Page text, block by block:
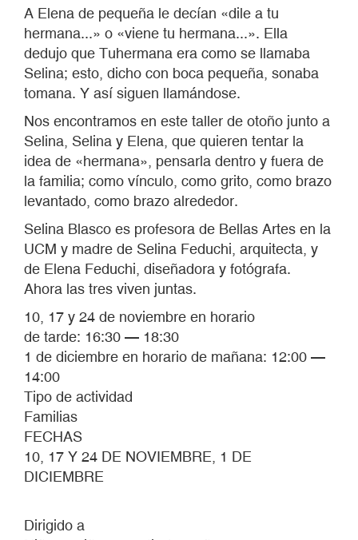
A Elena de pequeña le decían «dile a tu
hermana...» o «viene tu hermana...». Ella
dedujo que Tuhermana era como se llamaba
Selina; esto, dicho con boca pequeña, sonaba
tomana. Y así siguen llamándose.
Nos encontramos en este taller de otoño junto a
Selina, Selina y Elena, que quieren tentar la
idea de «hermana», pensarla dentro y fuera de
la familia; como vínculo, como grito, como brazo
levantado, como brazo alrededor.
Selina Blasco es profesora de Bellas Artes en la
UCM y madre de Selina Feduchi, arquitecta, y
de Elena Feduchi, diseñadora y fotógrafa.
Ahora las tres viven juntas.
10, 17 y 24 de noviembre en horario
de tarde: 16:30 — 18:30
1 de diciembre en horario de mañana: 12:00 —
14:00
Tipo de actividad
Familias
FECHAS
10, 17 Y 24 DE NOVIEMBRE, 1 DE
DICIEMBRE
Dirigido a